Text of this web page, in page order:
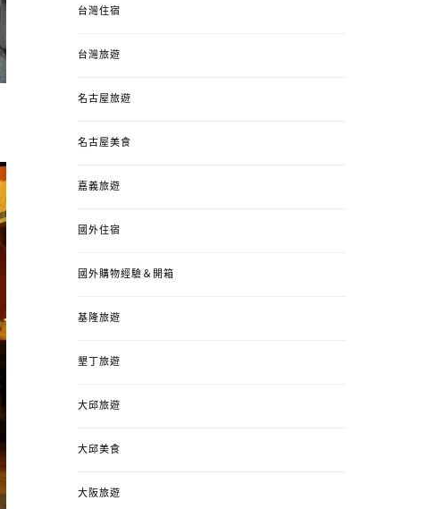
台灣住宿
台灣旅遊
名古屋旅遊
名古屋美食
嘉義旅遊
國外住宿
國外購物經驗＆開箱
基隆旅遊
墾丁旅遊
大邱旅遊
大邱美食
大阪旅遊